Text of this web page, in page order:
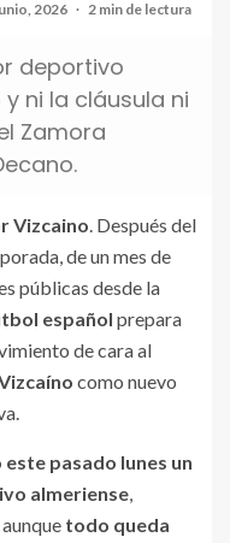
2026 2 min de lectura
deportivo
ni la cláusula ni
Zamora
Vizcaino. Después del
de un mes de
públicas desde la
español prepara
de cara al
como nuevo
este pasado lunes un
almeriense,
todo queda